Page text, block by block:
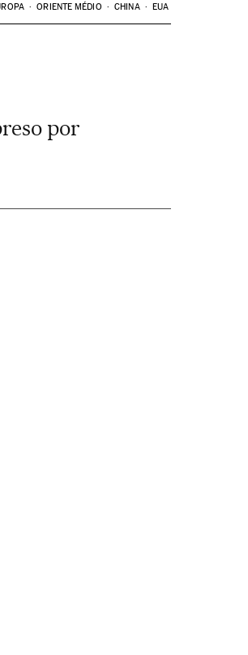
ORIENTE MÉDIO CHINA EUA
por